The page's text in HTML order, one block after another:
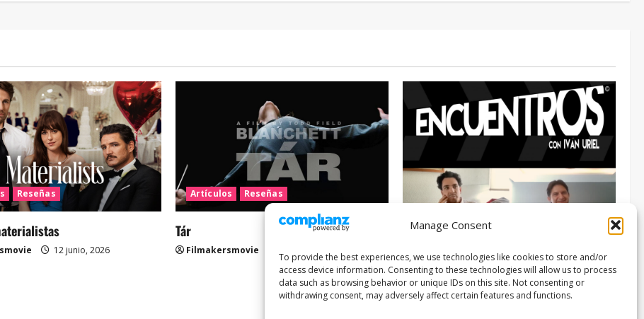
Manage Consent
To provide the best experiences, we use technologies like cookies to store and/or
access device information. Consenting to these technologies will allow us to process
data such as browsing behavior or unique IDs on this site. Not consenting or
withdrawing consent, may adversely affect certain features and functions.
Reseñas
12 junio, 2026
Artículos Reseñas
Tár
Filmakersmovie
ENCUENTROS CON IVÁN URIEL T3E22:
JUAN PATRICIO RIVEROLL